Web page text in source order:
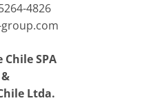
4826
Chile SPA
&
Ltda.